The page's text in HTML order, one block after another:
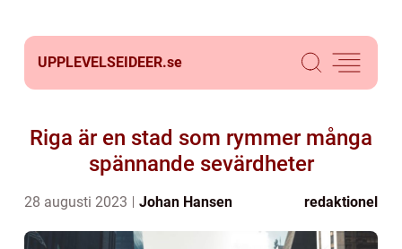
UPPLEVELSEIDEER.se
Riga är en stad som rymmer många
spännande sevärdheter
28 augusti 2023 Johan Hansen redaktionel